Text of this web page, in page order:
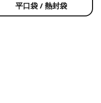
平口袋 / 熱封袋